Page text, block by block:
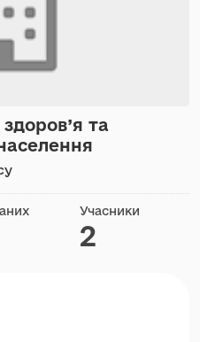
та
Учасники
2